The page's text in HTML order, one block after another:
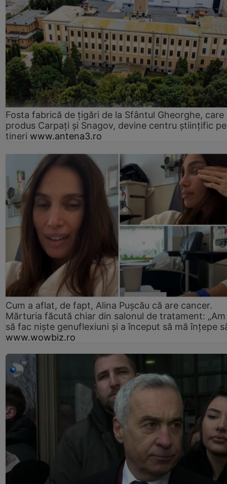
Fosta fabrică de țigări de la Sfântul Gheorghe, care
produs Carpați și Snagov, devine centru științific
tineri www.antena3.ro
Cum a aflat, de fapt, Alina Pușcău că are cancer.
Mărturia făcută chiar din salonul de tratament:
să fac niște genuflexiuni și a început să mă înțepe
www.wowbiz.ro